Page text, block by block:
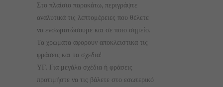
Στο πλαίσιο παρακάτω, περιγράψτε
αναλυτικά τις λεπτομέρειες που θέλετε
να ενσωματώσουμε και σε ποιο σημείο.
Τα χρωματα αφορουν αποκλειστικα τις
φράσεις και τα σχεδια!
ΥΓ. Για μεγάλα σχέδια ή φράσεις
προτιμήστε να τις βάλετε στο εσωτερικό